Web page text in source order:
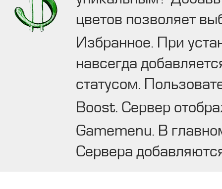
цветов позволяет
Избранное. При
навсегда
статусом.
Boost. Сервер
Gamemenu. В
Сервера